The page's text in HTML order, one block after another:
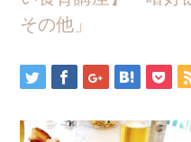
その他」